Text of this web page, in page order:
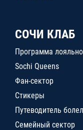
СОЧИ КЛАБ
Программа
Sochi Queens
Фан-сектор
Стикеры
Путеводитель
Семейный сектор